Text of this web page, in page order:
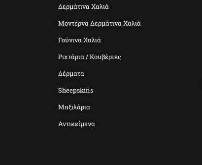
Δερμάτινα Χαλιά
Μοντέρνα Δερμάτινα Χαλιά
Γούνινα Χαλιά
Ριχτάρια / Κουβέρτες
Δέρματα
Sheepskins
Μαξιλάρια
Αντικείμενα